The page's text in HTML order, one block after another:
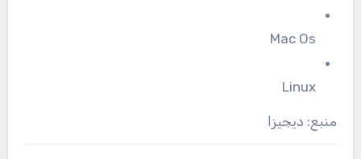
Mac Os
Linux
منبع: دیجیزا